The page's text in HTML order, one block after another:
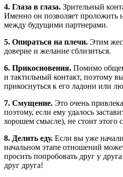
4. Глаза в глаза. Зрительный
Именно он позволяет
между будущими партнерами.
5. Опираться на плечи. Этим
доверие и желание сблизиться.
6. Прикосновения. Помимо
и тактильный контакт, поэтому
прикоснуться к его ладони или
7. Смущение. Это очень
поэтому, если ему удалось
хорошем смысле), не стоит этого
8. Делить еду. Если вы уже начали
начальном этапе отношений
просить попробовать друг у
друг друга!